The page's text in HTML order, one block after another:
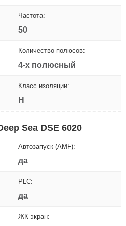
Частота:
50
Количество полюсов:
4-х полюсный
Класс изоляции:
H
Sea DSE 6020
Автозапуск (AMF):
да
PLC:
да
ЖК экран: